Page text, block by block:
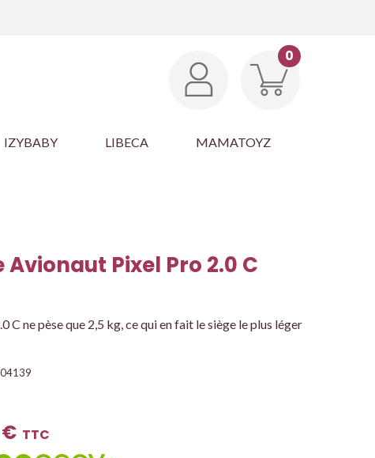
0
IZYBABY LIBECA
MAMATOYZ
Avionaut Pixel Pro 2.0 C
C ne pèse que 2,5 kg, ce qui en fait le siège le plus léger
€ TTC